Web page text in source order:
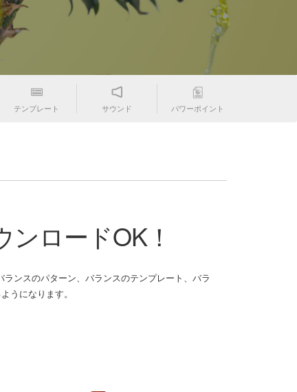
テンプレート サウンド パワーポイント
ロードOK！
ンスのパターン、バランスのテンプレート、バラ
うになります。